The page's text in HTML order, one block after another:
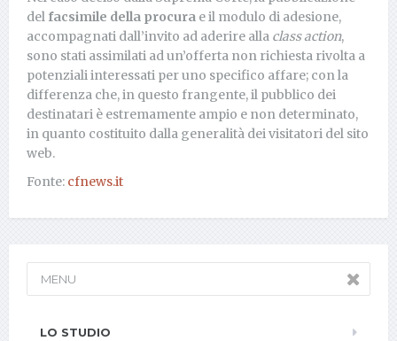
del facsimile della procura e il modulo di adesione,
accompagnati dall’invito ad aderire alla class action,
sono stati assimilati ad un’offerta non richiesta rivolta a
potenziali interessati per uno specifico affare; con la
differenza che, in questo frangente, il pubblico dei
destinatari è estremamente ampio e non determinato,
in quanto costituito dalla generalità dei visitatori del sito
web.
Fonte: cfnews.it
MENU
LO STUDIO